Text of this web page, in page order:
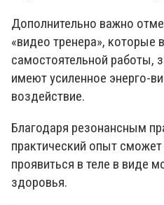
Дополнительно важно
«видео тренера», которые
самостоятельной работы,
имеют усиленное энерго-
воздействие.
Благодаря резонансным
практический опыт
проявиться в теле в виде
здоровья.